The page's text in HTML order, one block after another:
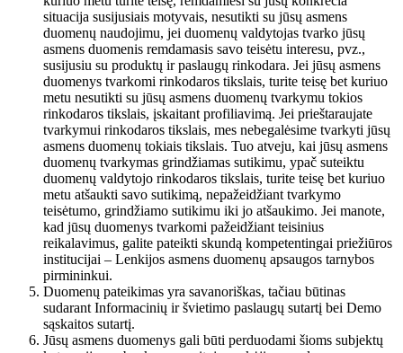
situacija susijusiais motyvais, nesutikti su jūsų asmens
duomenų naudojimu, jei duomenų valdytojas tvarko jūsų
asmens duomenis remdamasis savo teisėtu interesu, pvz.,
susijusiu su produktų ir paslaugų rinkodara. Jei jūsų asmens
duomenys tvarkomi rinkodaros tikslais, turite teisę bet kuriuo
metu nesutikti su jūsų asmens duomenų tvarkymu tokios
rinkodaros tikslais, įskaitant profiliavimą. Jei prieštaraujate
tvarkymui rinkodaros tikslais, mes nebegalėsime tvarkyti jūsų
asmens duomenų tokiais tikslais. Tuo atveju, kai jūsų asmens
duomenų tvarkymas grindžiamas sutikimu, ypač suteiktu
duomenų valdytojo rinkodaros tikslais, turite teisę bet kuriuo
metu atšaukti savo sutikimą, nepažeidžiant tvarkymo
teisėtumo, grindžiamo sutikimu iki jo atšaukimo. Jei manote,
kad jūsų duomenys tvarkomi pažeidžiant teisinius
reikalavimus, galite pateikti skundą kompetentingai priežiūros
institucijai – Lenkijos asmens duomenų apsaugos tarnybos
pirmininkui.
Duomenų pateikimas yra savanoriškas, tačiau būtinas
sudarant Informacinių ir švietimo paslaugų sutartį bei Demo
sąskaitos sutartį.
Jūsų asmens duomenys gali būti perduodami šioms subjektų